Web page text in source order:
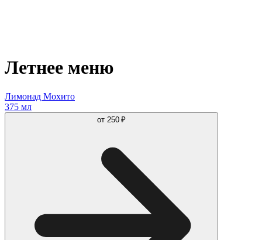
Летнее меню
Лимонад Мохито
375 мл
от 250 ₽